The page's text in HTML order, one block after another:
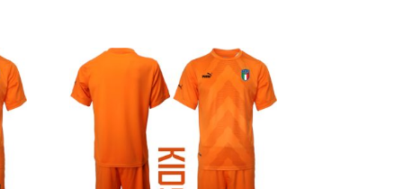
različic.
Možnosti
lahko
izberete
na
strani
izdelka